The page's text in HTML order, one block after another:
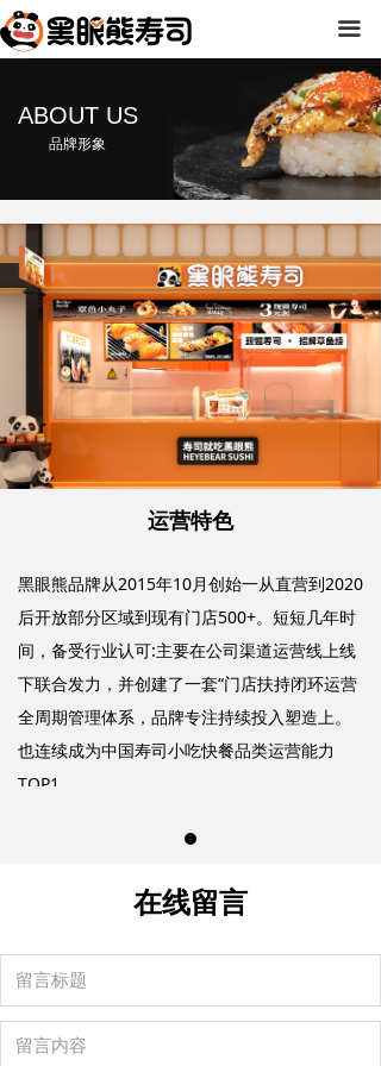
끀
首页
产品中心
加盟信息
联系我们
ABOUT US
品牌形象
运营特色
黑眼熊品牌从2015年10月创始一从直营到2020
后开放部分区域到现有门店500+。短短几年时
间，备受行业认可:主要在公司渠道运营线上线
下联合发力，并创建了一套“门店扶持闭环运营
全周期管理体系，品牌专注持续投入塑造上。
也连续成为中国寿司小吃快餐品类运营能力
TOP1。
在线留言